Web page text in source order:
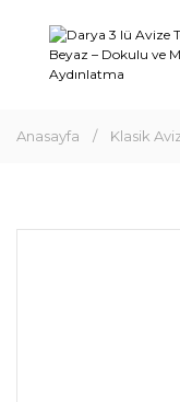
Anasayfa Klasik